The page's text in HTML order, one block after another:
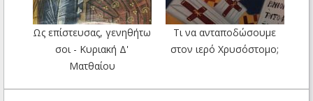
Ως επίστευσας, γενηθήτω
σοι - Κυριακή Δ'
Ματθαίου
Τι να ανταποδώσουμε
στον ιερό Χρυσόστομο;